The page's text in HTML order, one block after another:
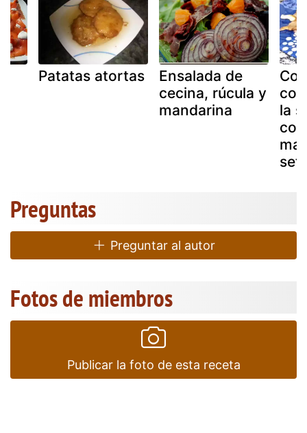
Patatas atortas
Ensalada de
cecina, rúcula y
mandarina
la
Preguntas
Preguntar al autor
Fotos de miembros
Publicar la foto de esta receta